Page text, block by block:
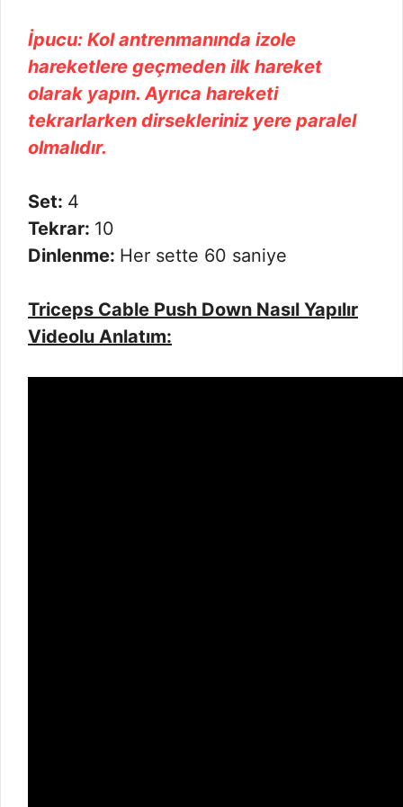
İpucu: Kol antrenmanında izole
hareketlere geçmeden ilk hareket
olarak yapın. Ayrıca hareketi
tekrarlarken dirsekleriniz yere paralel
olmalıdır.
Set: 4
Tekrar: 10
Dinlenme: Her sette 60 saniye
Triceps Cable Push Down Nasıl Yapılır
Videolu Anlatım: